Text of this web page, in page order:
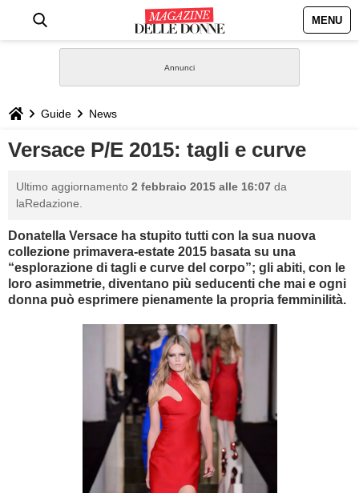
MENU
STILE
BIOGRAFIE
GASTRONOMIA
CAPELLI
Guide News
Versace P/E 2015: tagli e curve
Ultimo aggiornamento 2 febbraio 2015 alle 16:07 da
laRedazione.
Donatella Versace ha stupito tutti con la sua nuova
collezione primavera-estate 2015 basata su una
“esplorazione di tagli e curve del corpo”; gli abiti, con le
loro asimmetrie, diventano più seducenti che mai e ogni
donna può esprimere pienamente la propria femminilità.